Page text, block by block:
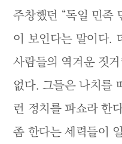
주창했던 “독일 민족
이 보인다는 말이다.
사람들의 역겨운 짓
없다. 그들은 나치를
런 정치를 파쇼라 한
좀 한다는 세력들이